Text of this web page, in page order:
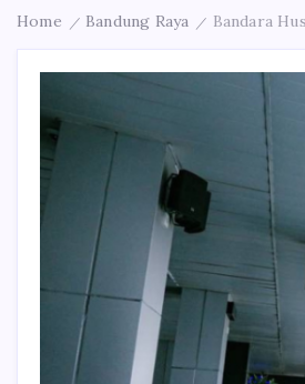
Home / Bandung Raya / Bandara